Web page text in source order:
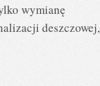
wymianę
deszczowej,